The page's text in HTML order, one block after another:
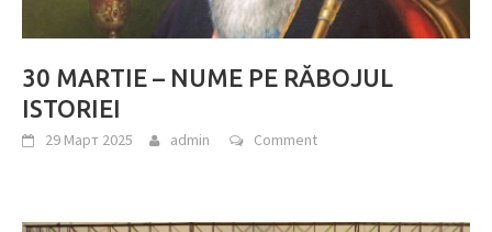
30 MARTIE – NUME PE RĂBOJUL
ISTORIEI
29 Март 2025 admin Comment